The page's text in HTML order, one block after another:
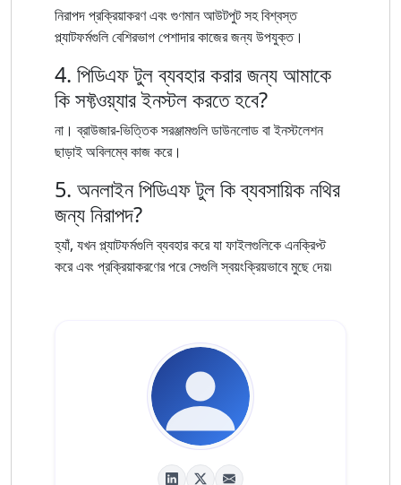
নিরাপদ প্রক্রিয়াকরণ এবং গুণমান আউটপুট সহ বিশ্বস্ত
প্ল্যাটফর্মগুলি বেশিরভাগ পেশাদার কাজের জন্য উপযুক্ত।
4. পিডিএফ টুল ব্যবহার করার জন্য আমাকে
কি সফ্টওয়্যার ইনস্টল করতে হবে?
না। ব্রাউজার-ভিত্তিক সরঞ্জামগুলি ডাউনলোড বা ইনস্টলেশন
ছাড়াই অবিলম্বে কাজ করে।
5. অনলাইন পিডিএফ টুল কি ব্যবসায়িক নথির
জন্য নিরাপদ?
হ্যাঁ, যখন প্ল্যাটফর্মগুলি ব্যবহার করে যা ফাইলগুলিকে এনক্রিপ্ট
করে এবং প্রক্রিয়াকরণের পরে সেগুলি স্বয়ংক্রিয়ভাবে মুছে দেয়৷